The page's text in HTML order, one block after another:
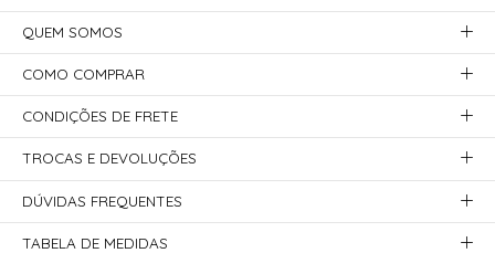
QUEM SOMOS
COMO COMPRAR
CONDIÇÕES DE FRETE
TROCAS E DEVOLUÇÕES
DÚVIDAS FREQUENTES
TABELA DE MEDIDAS